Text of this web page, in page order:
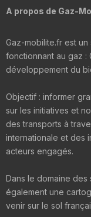
A propos de Gaz-
Gaz-mobilite.fr est
fonctionnant au gaz :
développement du
Objectif : informer
sur les initiatives et
des transports à
internationale et des
acteurs engagés.
Dans le domaine des
également une
venir sur le sol